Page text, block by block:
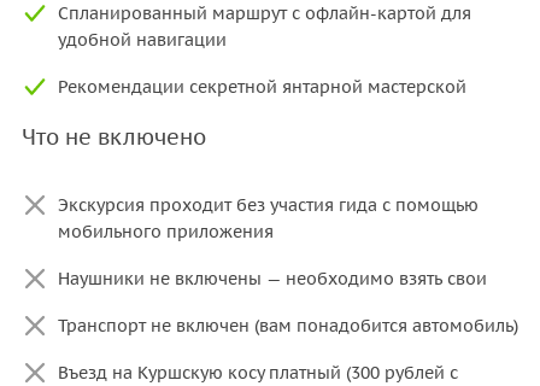
Спланированный маршрут с офлайн-картой для
удобной навигации
Рекомендации секретной янтарной мастерской
Что не включено
Экскурсия проходит без участия гида с помощью
мобильного приложения
Наушники не включены — необходимо взять свои
Транспорт не включен (вам понадобится автомобиль)
Въезд на Куршскую косу платный (300 рублей с